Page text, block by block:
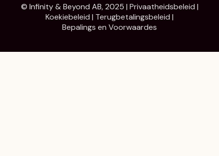
© Infinity & Beyond AB, 2025 | Privaatheidsbeleid |
Koekiebeleid | Terugbetalingsbeleid |
Bepalings en Voorwaardes